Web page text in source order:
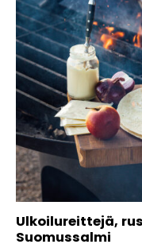
Ulkoilureittejä,
Suomussalmi